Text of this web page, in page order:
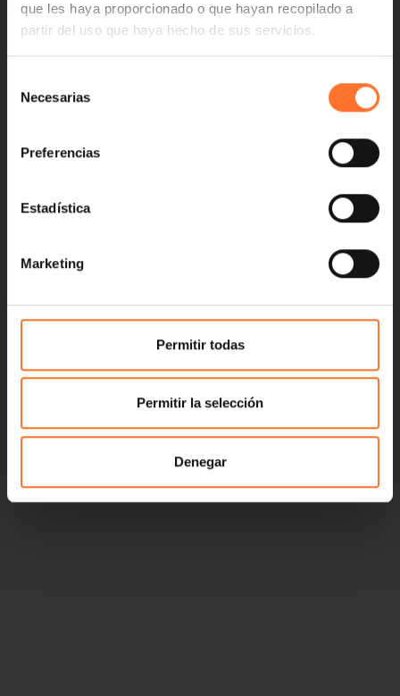
que les haya proporcionado o que hayan recopilado a
partir del uso que haya hecho de sus servicios.
Necesarias
Preferencias
Estadística
Marketing
Permitir todas
Permitir la selección
Denegar